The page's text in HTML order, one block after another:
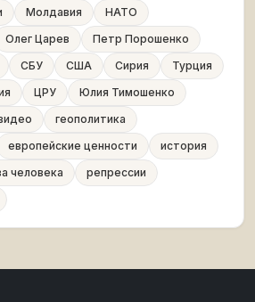
Молдавия
НАТО
Олег Царев
Петр Порошенко
СБУ США Сирия
Турция
ЦРУ
Юлия Тимошенко
геополитика
европейские ценности
история
человека
репрессии